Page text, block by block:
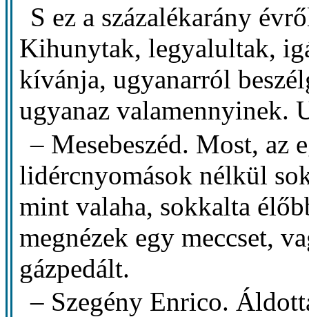
S ez a százalékarány
Kihunytak, legyalultak,
kívánja, ugyanarról
ugyanaz valamennyinek.
– Mesebeszéd. Most, az
lidércnyomások nélkül
mint valaha, sokkalta
megnézek egy meccset,
gázpedált.
– Szegény Enrico.